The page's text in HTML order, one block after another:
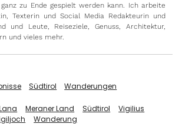
zu Ende gespielt werden kann. Ich arbeite
Texterin und Social Media Redakteurin und
und Leute, Reiseziele, Genuss, Architektur,
und vieles mehr.
Südtirol Wanderungen
Meraner Land Südtirol
Vigilius
Wanderung